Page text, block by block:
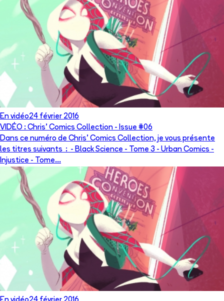
En vidéo24 février 2016
VIDÉO : Chris' Comics Collection - Issue #06
Dans ce numéro de Chris' Comics Collection, je vous présente
les titres suivants : - Black Science - Tome 3 - Urban Comics -
Injustice - Tome...